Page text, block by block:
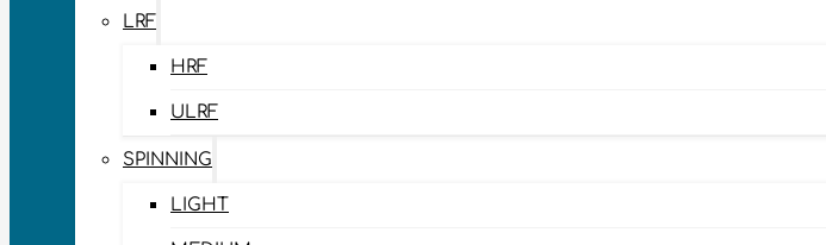
LRF
HRF
ULRF
SPINNING
LIGHT